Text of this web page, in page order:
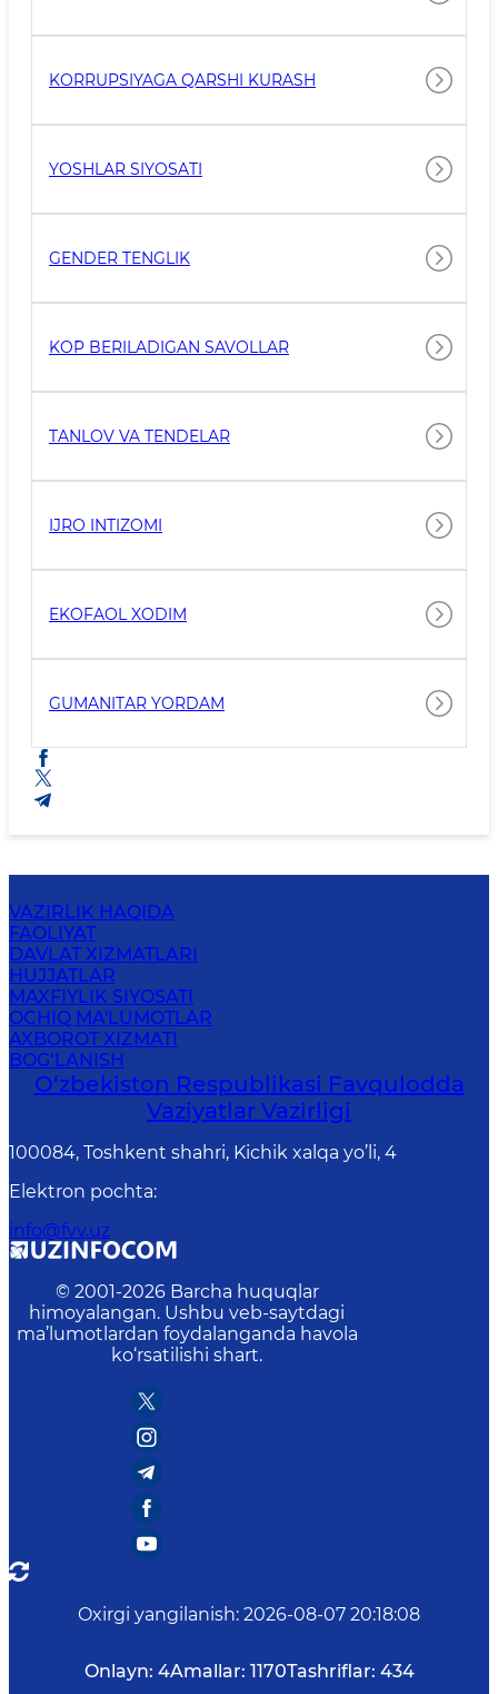
KORRUPSIYAGA QARSHI KURASH
YOSHLAR SIYOSATI
GENDER TENGLIK
KO`P BERILADIGAN SAVOLLAR
TANLOV VA TENDELAR
IJRO INTIZOMI
EKOFAOL XODIM
GUMANITAR YORDAM
VAZIRLIK HAQIDA
FAOLIYAT
DAVLAT XIZMATLARI
HUJJATLAR
MAXFIYLIK SIYOSATI
OCHIQ MA'LUMOTLAR
AXBOROT XIZMATI
BOG‘LANISH
O‘zbеkistоn Rеspublikаsi Favqulodda
Vaziyatlar Vazirligi
100084, Toshkent shahri, Kichik xalqa yo’li, 4
Elektron pochta:
info@fvv.uz
© 2001-2026 Barcha huquqlar
himoyalangan. Ushbu veb-saytdagi
ma’lumotlardan foydalanganda havola
ko‘rsatilishi shart.
Oxirgi yangilanish: 2026-08-07 20:18:08
Onlayn: 4Amallar: 1170Tashriflar: 434